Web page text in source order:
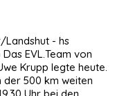
Landshut - hs
EVL.Team von
Krupp legte heute.
der 500 km weiten